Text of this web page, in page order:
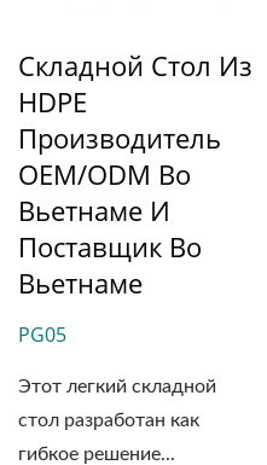
Складной Стол Из
HDPE
Производитель
OEM/ODM Во
Вьетнаме И
Поставщик Во
Вьетнаме
PG05
Этот легкий складной
стол разработан как
гибкое решение...